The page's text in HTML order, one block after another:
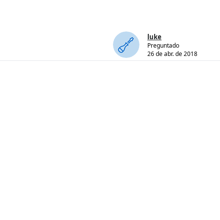
luke
Preguntado
26 de abr. de 2018